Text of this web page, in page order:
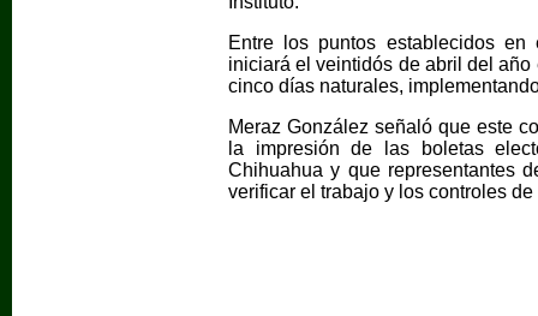
Entre los puntos establecidos
iniciará el veintidós de abril del
cinco días naturales,
Meraz González señaló que este
la impresión de las boletas
Chihuahua y que representantes
verificar el trabajo y los controles